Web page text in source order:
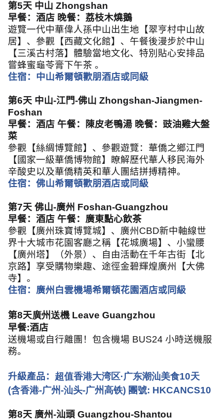
第5天 中山 Zhongshan
早餐：酒店 晚餐：荔枝木燒鵝
遊覽一代中華偉人孫中山出生地【翠亨村中山故
居】、參觀【西藏文化館】、午餐後漫步於中山
【三溪古村落】體驗當地文化、特別貼心安排品
嘗蜂蜜龜苓膏下午茶 。
住宿：中山希爾頓歡朋酒店或同級
第6天 中山-江門-佛山 Zhongshan-Jiangmen-
Foshan
早餐：酒店 午餐：陳皮老鴨湯 晚餐：豉油雞大盤
菜
參觀【絲綢博覽館】、參觀遊覽：華僑之鄉江門
【國家一級華僑博物館】瞭解歷代華人移民海外
辛酸史以及華僑精英和華人團結拼搏精神。
住宿：佛山希爾頓歡朋酒店或同級
第7天 佛山-廣州 Foshan-Guangzhou
早餐：酒店 午餐：廣東點心飲茶
參觀【廣州珠寶博覽城】、廣州 CBD新中軸線世
界十大城市花園客廳之稱【花城廣場】、小蠻腰
【廣州塔】（外景）、自由活動在千年古街【北
京路】享受購物樂趣、途徑金碧輝煌廣州【大佛
寺】。
住宿：廣州白雲機場希爾頓花園酒店或同級
第8天廣州送機 Leave Guangzhou
早餐:酒店
送機場或自行離團！包含機場 BUS24 小時送機服
務。
升級產品： 超值香港大湾区·广东潮汕美食10天
(含香港-广州-汕头-广州高铁) 團號: HKCANCS10
第8天 廣州-汕頭 Guangzhou-Shantou